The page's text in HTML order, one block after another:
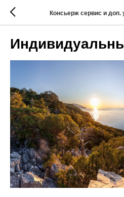
Консьерж сервис и доп.